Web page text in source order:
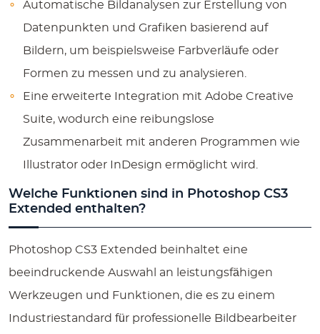
Automatische Bildanalysen zur Erstellung von
Datenpunkten und Grafiken basierend auf
Bildern, um beispielsweise Farbverläufe oder
Formen zu messen und zu analysieren.
Eine erweiterte Integration mit Adobe Creative
Suite, wodurch eine reibungslose
Zusammenarbeit mit anderen Programmen wie
Illustrator oder InDesign ermöglicht wird.
Welche Funktionen sind in Photoshop CS3
Extended enthalten?
Photoshop CS3 Extended beinhaltet eine
beeindruckende Auswahl an leistungsfähigen
Werkzeugen und Funktionen, die es zu einem
Industriestandard für professionelle Bildbearbeiter